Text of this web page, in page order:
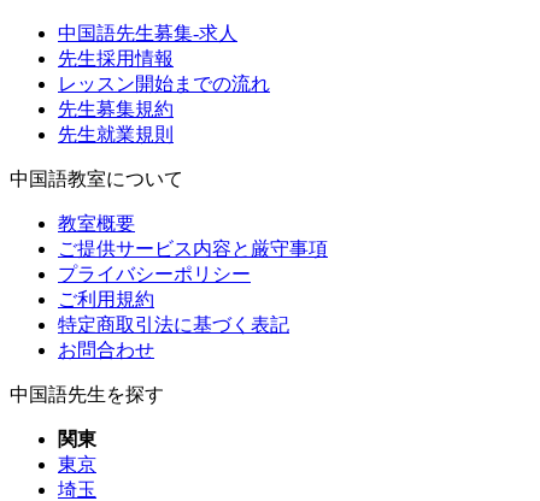
中国語先生募集-求人
先生採用情報
レッスン開始までの流れ
先生募集規約
先生就業規則
中国語教室について
教室概要
ご提供サービス内容と厳守事項
プライバシーポリシー
ご利用規約
特定商取引法に基づく表記
お問合わせ
中国語先生を探す
関東
東京
埼玉